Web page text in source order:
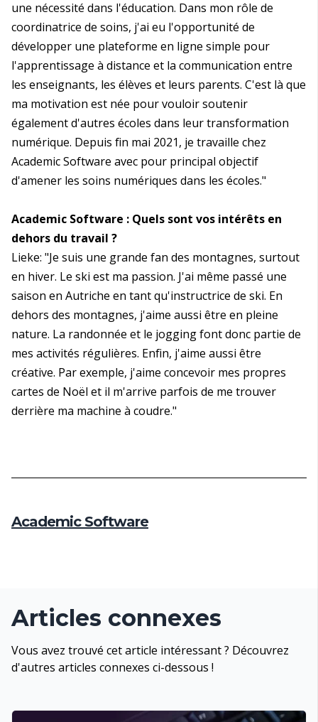
une nécessité dans l'éducation. Dans mon rôle de
coordinatrice de soins, j'ai eu l'opportunité de
développer une plateforme en ligne simple pour
l'apprentissage à distance et la communication entre
les enseignants, les élèves et leurs parents. C'est là que
ma motivation est née pour vouloir soutenir
également d'autres écoles dans leur transformation
numérique. Depuis fin mai 2021, je travaille chez
Academic Software avec pour principal objectif
d'amener les soins numériques dans les écoles."
Academic Software : Quels sont vos intérêts en
dehors du travail ?
Lieke: "Je suis une grande fan des montagnes, surtout
en hiver. Le ski est ma passion. J'ai même passé une
saison en Autriche en tant qu'instructrice de ski. En
dehors des montagnes, j'aime aussi être en pleine
nature. La randonnée et le jogging font donc partie de
mes activités régulières. Enfin, j'aime aussi être
créative. Par exemple, j'aime concevoir mes propres
cartes de Noël et il m'arrive parfois de me trouver
derrière ma machine à coudre."
Academic Software
Articles connexes
Vous avez trouvé cet article intéressant ? Découvrez
d'autres articles connexes ci-dessous !